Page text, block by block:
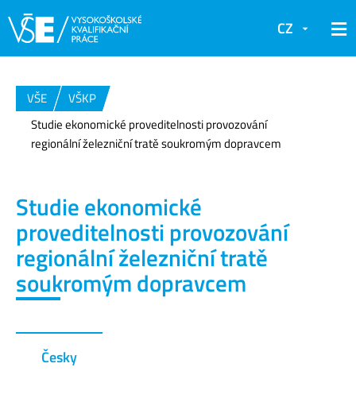
CZ
VŠE
VŠKP
Studie ekonomické proveditelnosti provozování
regionální železniční tratě soukromým dopravcem
Studie ekonomické
proveditelnosti provozování
regionální železniční tratě
soukromým dopravcem
Česky